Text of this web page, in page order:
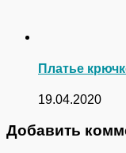
Платье
19.04.2020
Добавить